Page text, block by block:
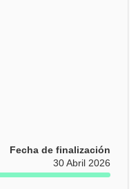
Fecha de finalización
30 Abril 2026